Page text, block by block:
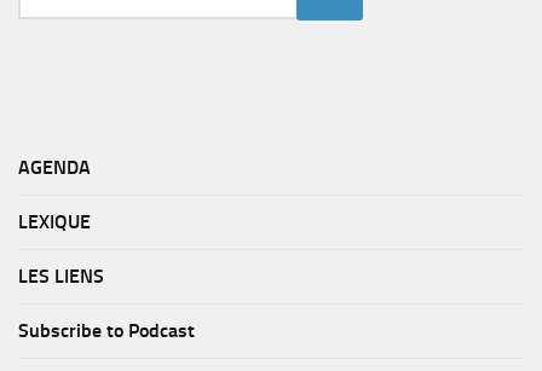
AGENDA
LEXIQUE
LES LIENS
Subscribe to Podcast